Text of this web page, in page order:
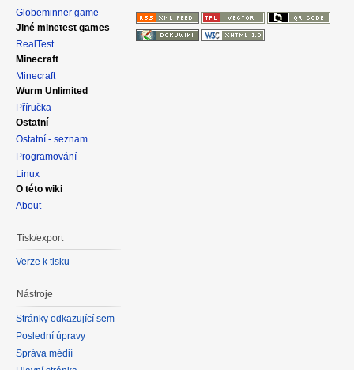
Globeminner game
Jiné minetest games
RealTest
Minecraft
Minecraft
Wurm Unlimited
Příručka
Ostatní
Ostatní - seznam
Programování
Linux
O této wiki
About
Tisk/export
Verze k tisku
Nástroje
Stránky odkazující sem
Poslední úpravy
Správa médií